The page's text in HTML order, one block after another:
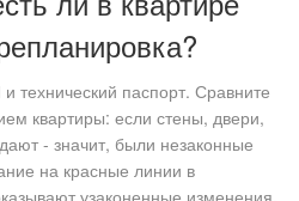
технический паспорт. Сравните
квартиры: если стены, двери,
- значит, были незаконные
на красные линии в